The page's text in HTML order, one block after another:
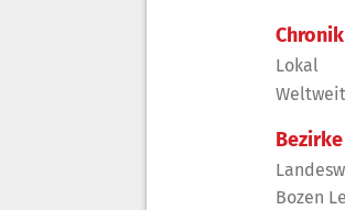
Chronik
Lokal
Weltweit
Bezirke
Bozen